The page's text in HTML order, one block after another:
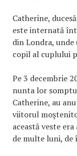
Catherine,
este internată
din Londra,
copil al cuplului
Pe 3 decembrie
nunta lor
Catherine, au
viitorul
această veste
de multe luni,